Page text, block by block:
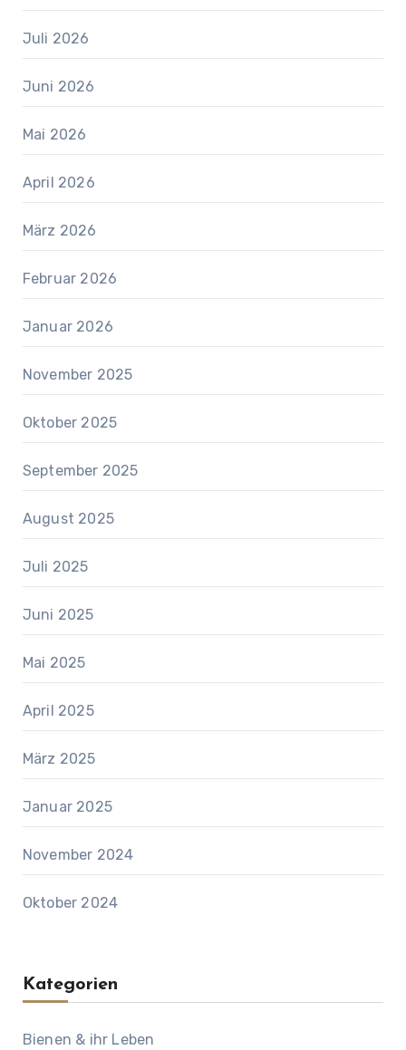
Juli 2026
Juni 2026
Mai 2026
April 2026
März 2026
Februar 2026
Januar 2026
November 2025
Oktober 2025
September 2025
August 2025
Juli 2025
Juni 2025
Mai 2025
April 2025
März 2025
Januar 2025
November 2024
Oktober 2024
Kategorien
Bienen & ihr Leben